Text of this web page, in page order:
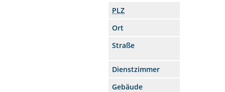
PLZ
Ort
Straße
Dienstzimmer
Gebäude